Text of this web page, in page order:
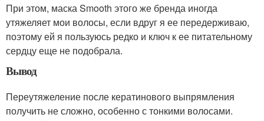
При этом, маска Smooth этого же бренда иногда
утяжеляет мои волосы, если вдруг я ее передерживаю,
поэтому ей я пользуюсь редко и ключ к ее питательному
сердцу еще не подобрала.
Вывод
Переутяжеление после кератинового выпрямления
получить не сложно, особенно с тонкими волосами.